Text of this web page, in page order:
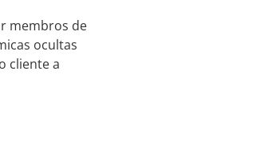
membros de
ocultas
cliente a